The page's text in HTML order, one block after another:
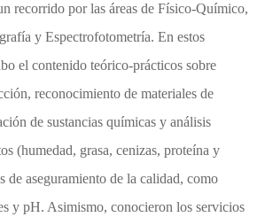
recorrido por las áreas de Físico-Químico,
y Espectrofotometría. En estos
el contenido teórico-prácticos sobre
reconocimiento de materiales de
de sustancias químicas y análisis
(humedad, grasa, cenizas, proteína y
de aseguramiento de la calidad, como
y pH. Asimismo, conocieron los servicios